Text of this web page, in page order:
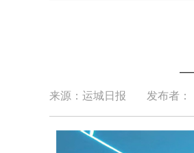
来源：运城日报 发布者：